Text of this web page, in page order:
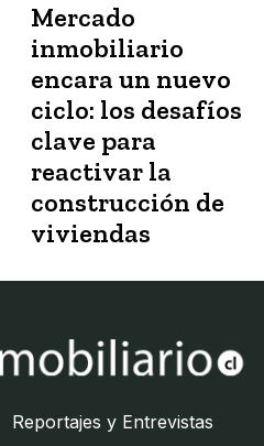
Mercado
inmobiliario
encara un nuevo
ciclo: los desafíos
clave para
reactivar la
construcción de
viviendas
Reportajes y Entrevistas